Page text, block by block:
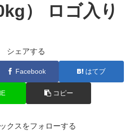
） ロゴ入り
シェアする
Facebook はてブ
コピー
クスをフォローする